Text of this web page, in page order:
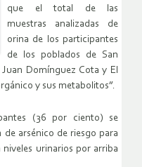
que el total de las
muestras analizadas de
orina de los participantes
de los poblados de San
Domínguez Cota y El
y sus metabolitos”.
(36 por ciento) se
arsénico de riesgo para
urinarios por arriba